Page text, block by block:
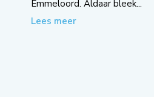
Emmeloord. Aldaar bleek...
Lees meer